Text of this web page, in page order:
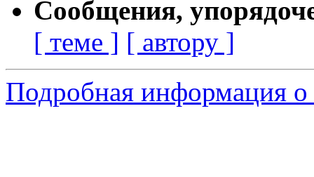
Сообщения,
[ теме ] [ автору ]
Подробная информация о